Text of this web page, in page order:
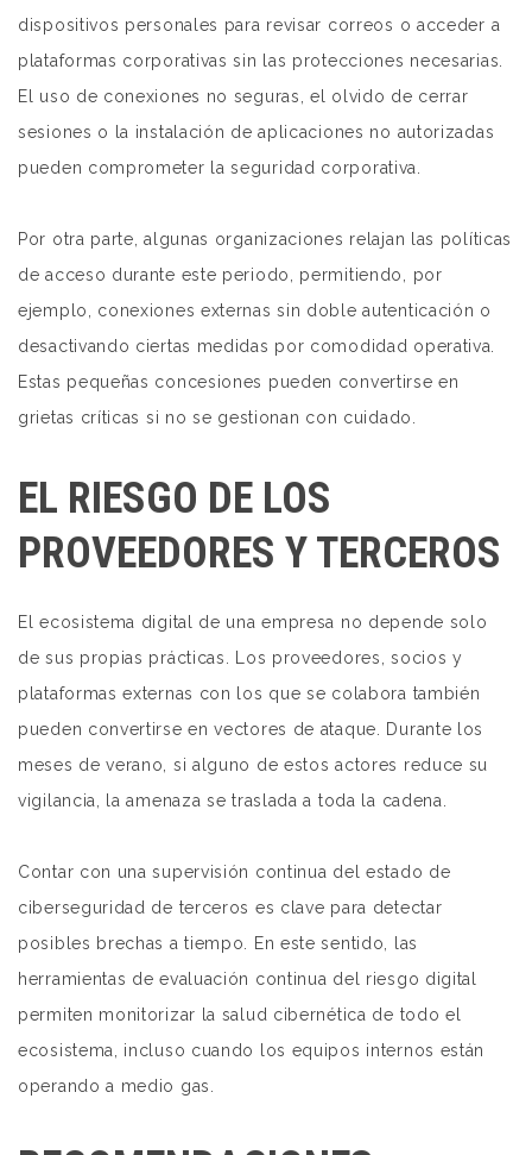
dispositivos personales para revisar correos o acceder a
plataformas corporativas sin las protecciones necesarias.
El uso de conexiones no seguras, el olvido de cerrar
sesiones o la instalación de aplicaciones no autorizadas
pueden comprometer la seguridad corporativa.
Por otra parte, algunas organizaciones relajan las políticas
de acceso durante este periodo, permitiendo, por
ejemplo, conexiones externas sin doble autenticación o
desactivando ciertas medidas por comodidad operativa.
Estas pequeñas concesiones pueden convertirse en
grietas críticas si no se gestionan con cuidado.
EL RIESGO DE LOS
PROVEEDORES Y TERCEROS
El ecosistema digital de una empresa no depende solo
de sus propias prácticas. Los proveedores, socios y
plataformas externas con los que se colabora también
pueden convertirse en vectores de ataque. Durante los
meses de verano, si alguno de estos actores reduce su
vigilancia, la amenaza se traslada a toda la cadena.
Contar con una supervisión continua del estado de
ciberseguridad de terceros es clave para detectar
posibles brechas a tiempo. En este sentido, las
herramientas de evaluación continua del riesgo digital
permiten monitorizar la salud cibernética de todo el
ecosistema, incluso cuando los equipos internos están
operando a medio gas.